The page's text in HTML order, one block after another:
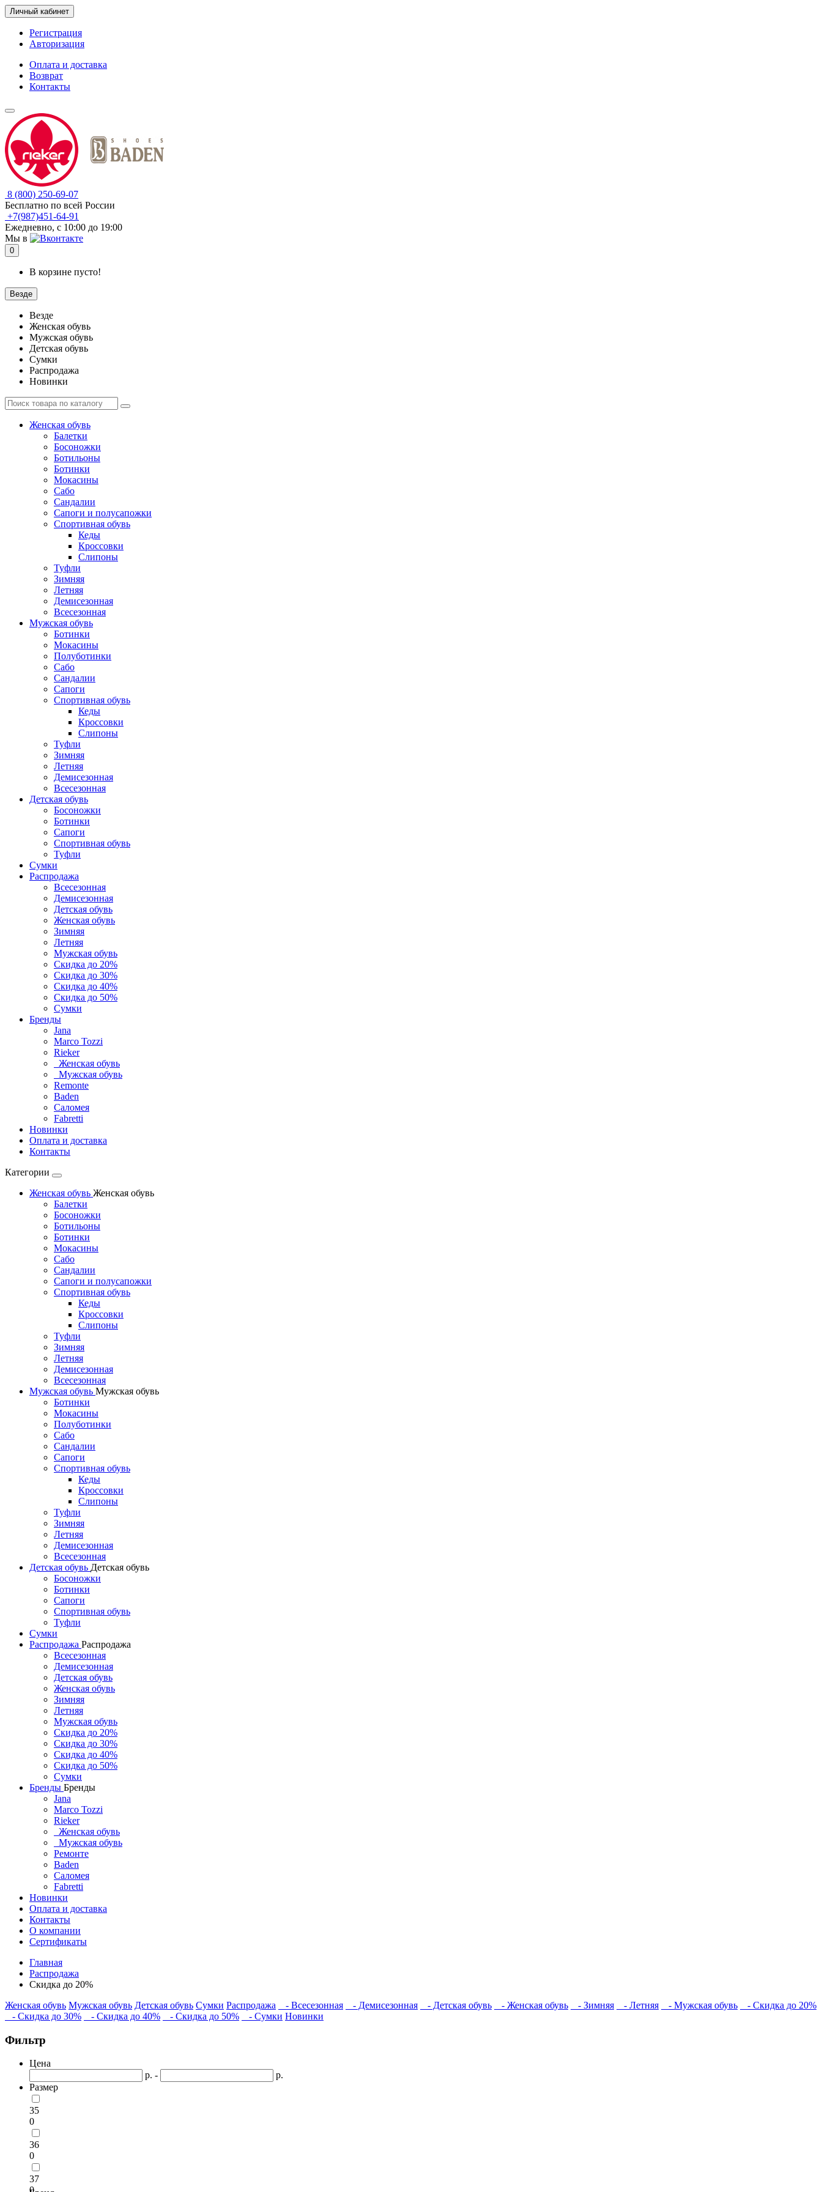
Личный кабинет
Регистрация
Авторизация
Оплата и доставка
Возврат
Контакты
8 (800) 250-69-07
Бесплатно по всей России
+7(987)451-64-91
Ежедневно, с 10:00 до 19:00
Мы в
0
В корзине пусто!
Везде
Везде
Женская обувь
Мужская обувь
Детская обувь
Сумки
Распродажа
Новинки
Женская обувь
Балетки
Босоножки
Ботильоны
Ботинки
Мокасины
Сабо
Сандалии
Сапоги и полусапожки
Спортивная обувь
Кеды
Кроссовки
Слипоны
Туфли
Зимняя
Летняя
Демисезонная
Всесезонная
Мужская обувь
Ботинки
Мокасины
Полуботинки
Сабо
Сандалии
Сапоги
Спортивная обувь
Кеды
Кроссовки
Слипоны
Туфли
Зимняя
Летняя
Демисезонная
Всесезонная
Детская обувь
Босоножки
Ботинки
Сапоги
Спортивная обувь
Туфли
Сумки
Распродажа
Всесезонная
Демисезонная
Детская обувь
Женская обувь
Зимняя
Летняя
Мужская обувь
Скидка до 20%
Скидка до 30%
Скидка до 40%
Скидка до 50%
Сумки
Бренды
Jana
Marco Tozzi
Rieker
Женская обувь
Мужская обувь
Remonte
Baden
Саломея
Fabretti
Новинки
Оплата и доставка
Контакты
Категории
Женская обувь Женская обувь
Балетки
Босоножки
Ботильоны
Ботинки
Мокасины
Сабо
Сандалии
Сапоги и полусапожки
Спортивная обувь
Кеды
Кроссовки
Слипоны
Туфли
Зимняя
Летняя
Демисезонная
Всесезонная
Мужская обувь Мужская обувь
Ботинки
Мокасины
Полуботинки
Сабо
Сандалии
Сапоги
Спортивная обувь
Кеды
Кроссовки
Слипоны
Туфли
Зимняя
Летняя
Демисезонная
Всесезонная
Детская обувь Детская обувь
Босоножки
Ботинки
Сапоги
Спортивная обувь
Туфли
Сумки
Распродажа Распродажа
Всесезонная
Демисезонная
Детская обувь
Женская обувь
Зимняя
Летняя
Мужская обувь
Скидка до 20%
Скидка до 30%
Скидка до 40%
Скидка до 50%
Сумки
Бренды Бренды
Jana
Marco Tozzi
Rieker
Женская обувь
Мужская обувь
Ремонте
Baden
Саломея
Fabretti
Новинки
Оплата и доставка
Контакты
О компании
Сертификаты
Главная
Распродажа
Скидка до 20%
Женская обувь Мужская обувь Детская обувь Сумки Распродажа - Всесезонная - Демисезонная - Детская обувь - Женская обувь - Зимняя - Летняя - Мужская обувь
- Скидка до 20%
- Скидка до 30%
- Скидка до 40% - Скидка до 50% - Сумки Новинки
Фильтр
Цена
р. -
р.
Размер
35
0
36
0
37